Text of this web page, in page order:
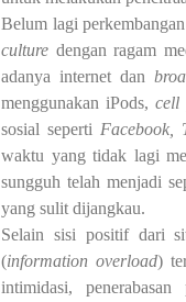
Belum lagi
culture dengan ragam
adanya internet dan
menggunakan iPods,cell
sosial seperti Facebook,
waktu yang tidak lagi
sungguh telah menjadi
yang sulit dijangkau.
Selain sisi positif dari
(information overload)
intimidasi, penerabasan